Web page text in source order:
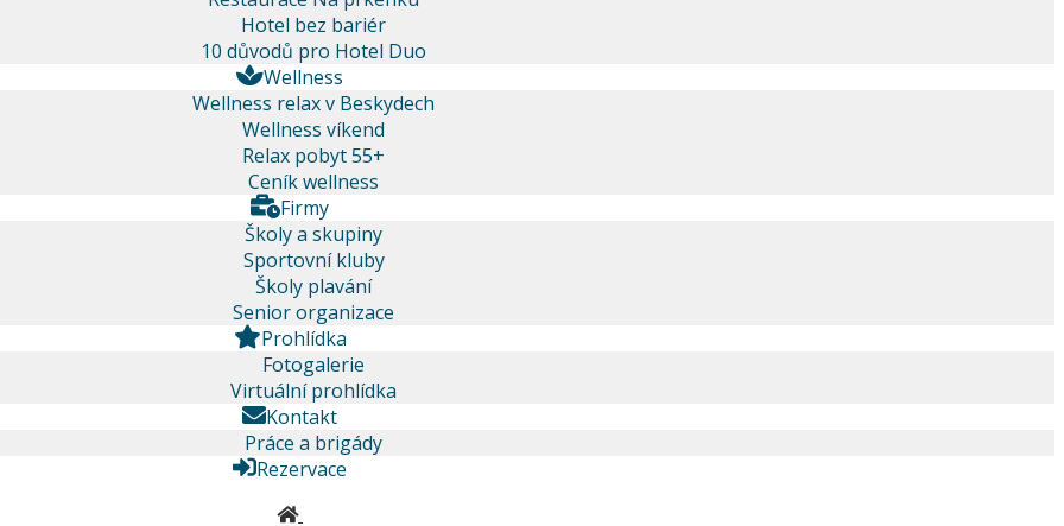
Hotel bez bariér
10 důvodů pro Hotel Duo
Wellness
Wellness relax v Beskydech
Wellness víkend
Relax pobyt 55+
Ceník wellness
Firmy
Školy a skupiny
Sportovní kluby
Školy plavání
Senior organizace
Prohlídka
Fotogalerie
Virtuální prohlídka
Kontakt
Práce a brigády
Rezervace